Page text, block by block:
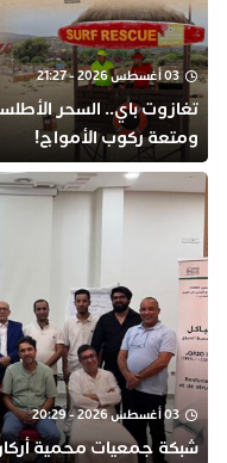
03 أغسطس 2026 - 21:27
تغازوت باي.. السحر
ومتعة ركوب الأمواج!
03 أغسطس 2026 - 20:29
شبكة جمعيات محمية